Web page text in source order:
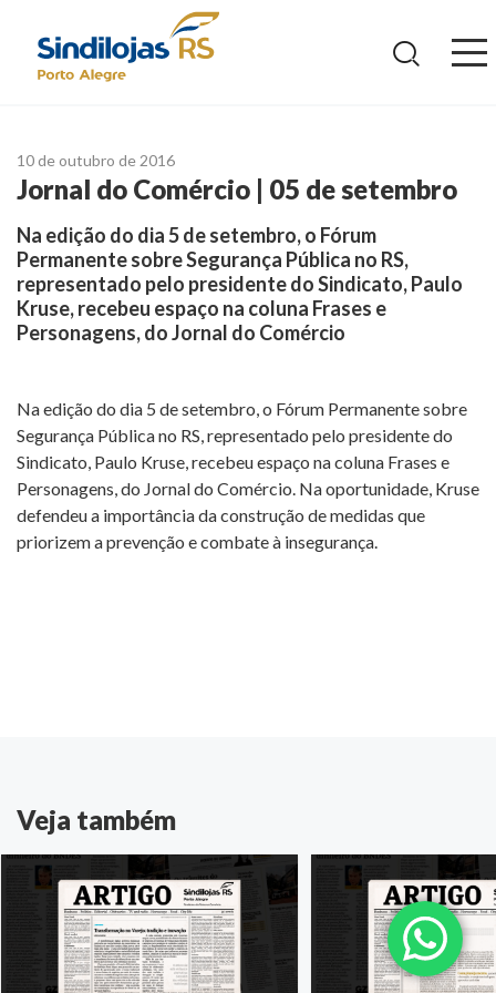
10 de outubro de 2016
Jornal do Comércio | 05 de setembro
Na edição do dia 5 de setembro, o Fórum
Permanente sobre Segurança Pública no RS,
representado pelo presidente do Sindicato, Paulo
Kruse, recebeu espaço na coluna Frases e
Personagens, do Jornal do Comércio
Na edição do dia 5 de setembro, o Fórum Permanente sobre
Segurança Pública no RS, representado pelo presidente do
Sindicato, Paulo Kruse, recebeu espaço na coluna Frases e
Personagens, do Jornal do Comércio. Na oportunidade, Kruse
defendeu a importância da construção de medidas que
priorizem a prevenção e combate à insegurança.
Veja também